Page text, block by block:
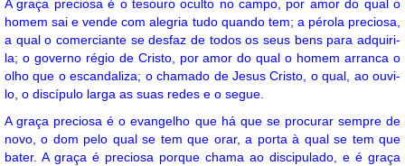
A graça preciosa é o tesouro oculto no campo, por amor do qual o
homem sai e vende com alegria tudo quando tem; a pérola preciosa,
a qual o comerciante se desfaz de todos os seus bens para adquiri-
la; o governo régio de Cristo, por amor do qual o homem arranca o
olho que o escandaliza; o chamado de Jesus Cristo, o qual, ao ouvi-
lo, o discípulo larga as suas redes e o segue.
A graça preciosa é o evangelho que há que se procurar sempre de
novo, o dom pelo qual se tem que orar, a porta à qual se tem que
bater. A graça é preciosa porque chama ao discipulado, e é graça